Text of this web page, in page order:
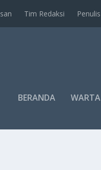
Tim Redaksi Penulis
BERANDA WARTA